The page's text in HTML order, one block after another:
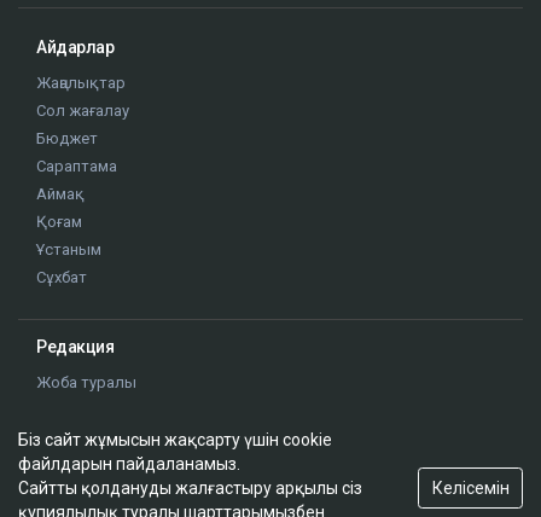
Айдарлар
Жаңалықтар
Сол жағалау
Бюджет
Сараптама
Аймақ
Қоғам
Ұстаным
Сұхбат
Редакция
Жоба туралы
Сайттағы жарнама
Байланыс
Редакциялық саясат
Біз сайт жұмысын жақсарту үшін cookie
файлдарын пайдаланамыз.
Сайтты қолдануды жалғастыру арқылы сіз
құпиялылық туралы шарттарымызбен
Келісемін